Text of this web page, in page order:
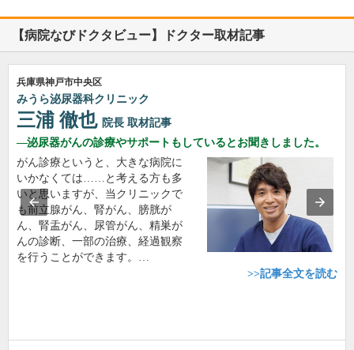
【病院なびドクタビュー】ドクター取材記事
兵庫県神戸市中央区
みうら泌尿器科クリニック
三浦 徹也 院長 取材記事
泌尿器がんの診療やサポートもしているとお聞きしました。
がん診療というと、大きな病院に
いかなくては……と考える方も多
いと思いますが、当クリニックで
も前立腺がん、腎がん、膀胱が
ん、腎盂がん、尿管がん、精巣が
んの診断、一部の治療、経過観察
を行うことができます。…
>>記事全文を読む